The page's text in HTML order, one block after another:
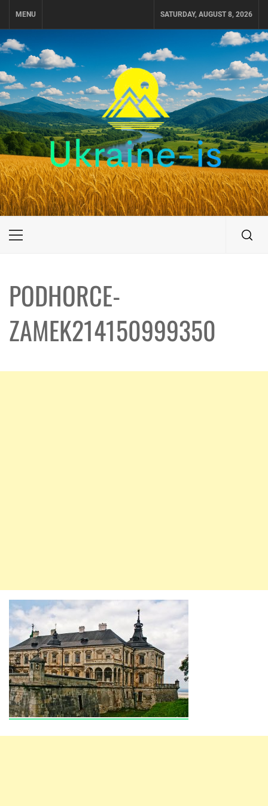
MENU SATURDAY, AUGUST 8, 2026
UKRAINE-IS
ПУТЕШЕСТВИЕ ПО УКРАИНЕ
Primary
PODHORCE-
ZAMEK214150999350